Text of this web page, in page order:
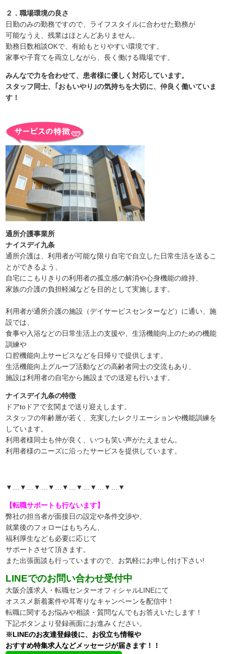
２．職場環境の良さ
日勤のみの勤務ですので、ライフスタイルに合わせた勤務が
可能なうえ、残業はほとんどありません。
勤務日数相談OKで、有給もとりやすい環境です。
家事や子育てを両立しながら、長く働ける職場です。
みんなで力を合わせて、患者様に優しく対応しています。
スタッフ同士、｢おもいやり｣の気持ちを大切に、仲良く働いていま
す！
通所介護事業所
ナイスデイ九条
通所介護は、利用者が可能な限り自宅で自立した日常生活を送るこ
とができるよう、
自宅にこもりきりの利用者の孤立感の解消や心身機能の維持、
家族の介護の負担軽減などを目的として実施します。
利用者が通所介護の施設（デイサービスセンターなど）に通い、施
設では、
食事や入浴などの日常生活上の支援や、生活機能向上のための機能
訓練や
口腔機能向上サービスなどを日帰りで提供します。
生活機能向上グループ活動などの高齢者同士の交流もあり、
施設は利用者の自宅から施設までの送迎も行います。
ナイスデイ九条の特徴
ドアtoドアで玄関まで送り迎えします。
スタッフの年齢層が若く、充実したレクリエーションや機能訓練を
しています。
利用者様同士も仲が良く、いつも笑い声がたえません。
利用者様のニーズに沿ったサービスを提供しています。
▼…▼…▼…▼…▼…▼…▼…▼…▼
【転職サポートも行ないます】
弊社の担当者が面接日の設定や条件交渉や、
就業後のフォローはもちろん、
福利厚生なども必要に応じて
サポートさせて頂きます。
また出張面談も行っていますので、 お気軽にお申し付け下さい!
LINEでのお問い合わせ受付中
大阪介護求人・転職センターオフィシャルLINEにて
オススメ新着案件や耳寄りなキャンペーンを配信中！
転職に関するお悩みや相談・質問なんでもお答えいたします！
下記ボタンより登録画面にお進みください。
※LINEのお友達登録後に、お役立ち情報や
おすすめ特集求人などメッセージが届きます！！